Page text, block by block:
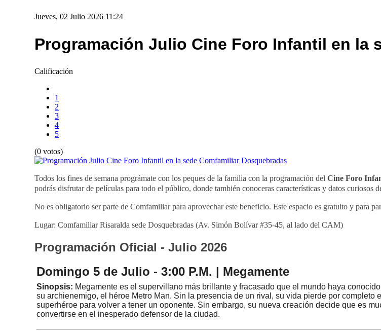
Jueves, 02 Julio 2026 11:24
Programación Julio Cine Foro Infantil en la
Calificación
1
2
3
4
5
(0 votos)
Todos los fines de semana prográmate con los peques de la familia con la programación del Cine Foro
podrás disfrutar de películas para todo el público, donde también conoceras características y datos curiosos
No es obligatorio ser parte de Comfamiliar para aprovechar este beneficio. Este espacio es gratuito y para
Lugar: Comfamiliar Risaralda sede Dosquebradas (Av. Simón Bolívar #35-45, al lado del CAM)
Programación Oficial - Julio 2026
Domingo 5 de Julio - 3:00 P.M. | Megamente
Sinopsis: Megamente es el supervillano más brillante y fracasado que el mundo haya
su archienemigo, el héroe Metro Man. Sin la presencia de un rival, su vida pierde por
superhéroe para volver a tener un oponente. Sin embargo, su nueva creación decide que es
convertirse en el inesperado defensor de la ciudad.